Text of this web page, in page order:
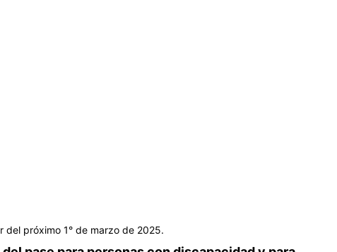
próximo 1° de marzo de 2025.